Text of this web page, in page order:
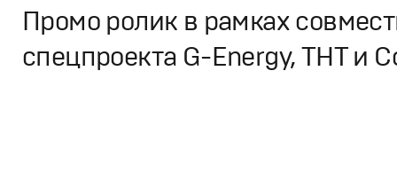
Промо ролик в рамках
спецпроекта G-Energy, ТНТ и